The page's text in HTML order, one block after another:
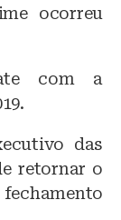
ocorreu
com a
das
retornar o